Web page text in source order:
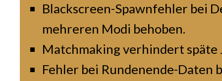
Blackscreen-Spawnfehler bei
mehreren Modi behoben.
Matchmaking verhindert späte
Fehler bei Rundenende-Daten